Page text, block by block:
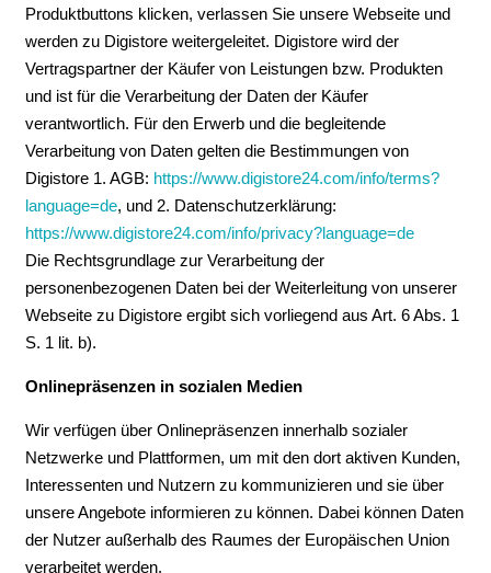
Produktbuttons klicken, verlassen Sie unsere Webseite und
werden zu Digistore weitergeleitet. Digistore wird der
Vertragspartner der Käufer von Leistungen bzw. Produkten
und ist für die Verarbeitung der Daten der Käufer
verantwortlich. Für den Erwerb und die begleitende
Verarbeitung von Daten gelten die Bestimmungen von
Digistore 1. AGB: https://www.digistore24.com/info/terms?
language=de, und 2. Datenschutzerklärung:
https://www.digistore24.com/info/privacy?language=de
Die Rechtsgrundlage zur Verarbeitung der
personenbezogenen Daten bei der Weiterleitung von unserer
Webseite zu Digistore ergibt sich vorliegend aus Art. 6 Abs. 1
S. 1 lit. b).
Onlinepräsenzen in sozialen Medien
Wir verfügen über Onlinepräsenzen innerhalb sozialer
Netzwerke und Plattformen, um mit den dort aktiven Kunden,
Interessenten und Nutzern zu kommunizieren und sie über
unsere Angebote informieren zu können. Dabei können Daten
der Nutzer außerhalb des Raumes der Europäischen Union
verarbeitet werden.